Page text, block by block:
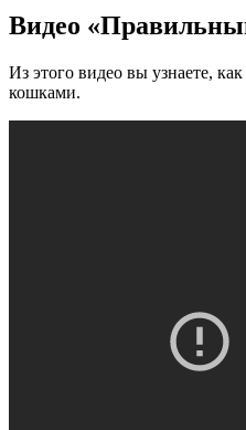
Видео
Из этого видео вы узнаете,
кошками.